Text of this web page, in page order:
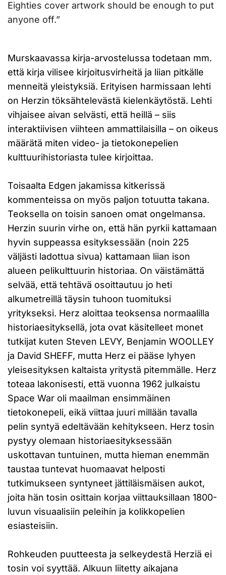
Eighties cover artwork should be enough to put
anyone off.”
Murskaavassa kirja-arvostelussa todetaan mm.
että kirja vilisee kirjoitusvirheitä ja liian pitkälle
menneitä yleistyksiä. Erityisen harmissaan lehti
on Herzin töksähtelevästä kielenkäytöstä. Lehti
vihjaisee aivan selvästi, että heillä – siis
interaktiivisen viihteen ammattilaisilla – on oikeus
määrätä miten video- ja tietokonepelien
kulttuurihistoriasta tulee kirjoittaa.
Toisaalta Edgen jakamissa kitkerissä
kommenteissa on myös paljon totuutta takana.
Teoksella on toisin sanoen omat ongelmansa.
Herzin suurin virhe on, että hän pyrkii kattamaan
hyvin suppeassa esityksessään (noin 225
väljästi ladottua sivua) kattamaan liian ison
alueen pelikulttuurin historiaa. On väistämättä
selvää, että tehtävä osoittautuu jo heti
alkumetreillä täysin tuhoon tuomituksi
yritykseksi. Herz aloittaa teoksensa normaalilla
historiaesityksellä, jota ovat käsitelleet monet
tutkijat kuten Steven LEVY, Benjamin WOOLLEY
ja David SHEFF, mutta Herz ei pääse lyhyen
yleisesityksen kaltaista yritystä pitemmälle. Herz
toteaa lakonisesti, että vuonna 1962 julkaistu
Space War oli maailman ensimmäinen
tietokonepeli, eikä viittaa juuri millään tavalla
pelin syntyä edeltävään kehitykseen. Herz tosin
pystyy olemaan historiaesityksessään
uskottavan tuntuinen, mutta hieman enemmän
taustaa tuntevat huomaavat helposti
tutkimukseen syntyneet jättiläismäisen aukot,
joita hän tosin osittain korjaa viittauksillaan 1800-
luvun visuaalisiin peleihin ja kolikkopelien
esiasteisiin.
Rohkeuden puutteesta ja selkeydestä Herziä ei
tosin voi syyttää. Alkuun liitetty aikajana